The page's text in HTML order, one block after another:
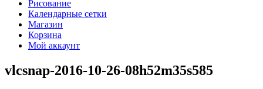
Рисование
Календарные сетки
Магазин
Корзина
Мой аккаунт
vlcsnap-2016-10-26-08h52m35s585